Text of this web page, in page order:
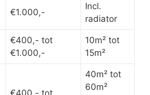
€1.000,-
Incl.
radiator
€400,- tot
€1.000,-
10m² tot
15m²
40m² tot
60m²